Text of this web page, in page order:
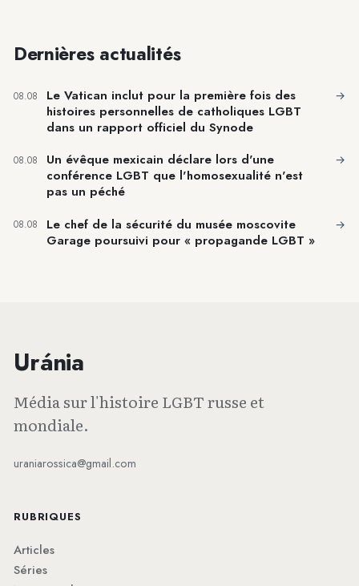
Dernières actualités
08.08
Le Vatican inclut pour la première fois des
histoires personnelles de catholiques LGBT
dans un rapport officiel du Synode
→
08.08
Un évêque mexicain déclare lors d'une
conférence LGBT que l'homosexualité n'est
pas un péché
→
08.08
Le chef de la sécurité du musée moscovite
Garage poursuivi pour « propagande LGBT »
→
Uránia
Média sur l'histoire LGBT russe et
mondiale.
uraniarossica@gmail.com
RUBRIQUES
Articles
Séries